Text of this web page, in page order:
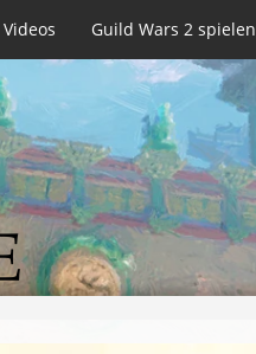
Videos Guild Wars 2 spielen